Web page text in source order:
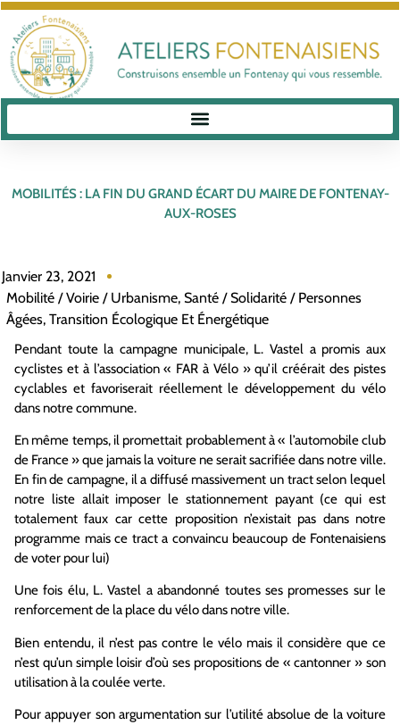
MOBILITÉS : LA FIN DU GRAND ÉCART DU MAIRE DE FONTENAY-
AUX-ROSES
Janvier 23, 2021
Mobilité / Voirie / Urbanisme, Santé / Solidarité / Personnes
Âgées, Transition Écologique Et Énergétique
Pendant toute la campagne municipale, L. Vastel a promis aux
cyclistes et à l’association « FAR à Vélo » qu’il créérait des pistes
cyclables et favoriserait réellement le développement du vélo
dans notre commune.
En même temps, il promettait probablement à « l’automobile club
de France » que jamais la voiture ne serait sacrifiée dans notre ville.
En fin de campagne, il a diffusé massivement un tract selon lequel
notre liste allait imposer le stationnement payant (ce qui est
totalement faux car cette proposition n’existait pas dans notre
programme mais ce tract a convaincu beaucoup de Fontenaisiens
de voter pour lui)
Une fois élu, L. Vastel a abandonné toutes ses promesses sur le
renforcement de la place du vélo dans notre ville.
Bien entendu, il n’est pas contre le vélo mais il considère que ce
n’est qu’un simple loisir d’où ses propositions de « cantonner » son
utilisation à la coulée verte.
Pour appuyer son argumentation sur l’utilité absolue de la voiture